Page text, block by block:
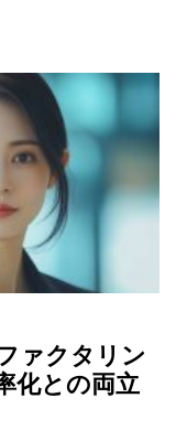
ァクタリン
化との両立